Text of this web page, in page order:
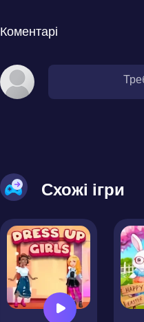
Коментарі
Схожі ігри